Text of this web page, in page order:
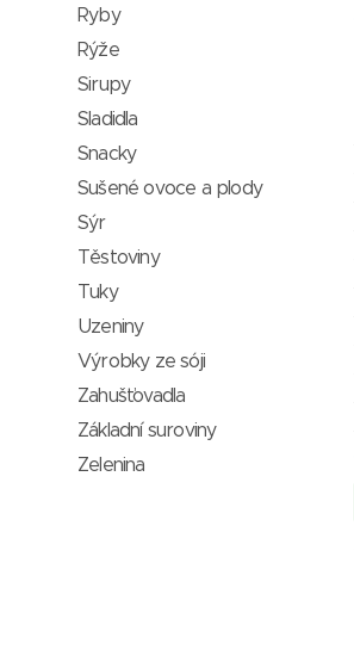
Ryby
Rýže
Sirupy
Sladidla
Snacky
Sušené ovoce a plody
Sýr
Těstoviny
Tuky
Uzeniny
Výrobky ze sóji
Zahušťovadla
Základní suroviny
Zelenina